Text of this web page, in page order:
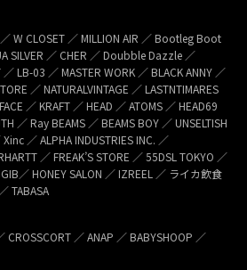
W CLOSET ／ MILLION AIR ／ Bootleg Boot
SILVER ／ CHER ／ Doubble Dazzle ／
LB-03 ／ MASTER WORK ／ BLACK ANNY ／
／ NATURALVINTAGE ／ LASTNTIMARES
／ KRAFT ／ HEAD ／ ATOMS ／ HEAD69
／ Ray BEAMS ／ BEAMS BOY ／ UNSELTISH
／ ALPHA INDUSTRIES INC. ／
／ FREAK’S STORE ／ 55DSL TOKYO ／
／ HONEY SALON ／ IZREEL ／ ライカ飲食
TABASA
CROSSCORT ／ ANAP ／ BABYSHOOP ／